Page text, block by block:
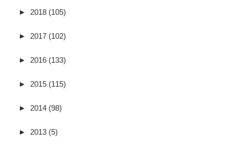
► 2018 (105)
► 2017 (102)
► 2016 (133)
► 2015 (115)
► 2014 (98)
► 2013 (5)